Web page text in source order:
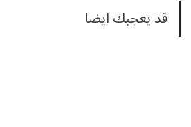
قد يعجبك ايضا